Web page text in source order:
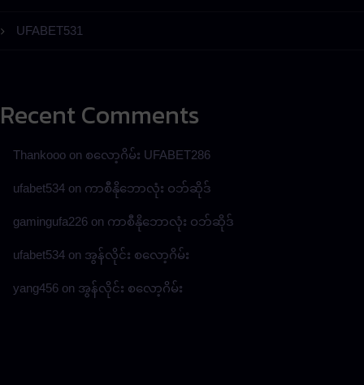
UFABET531
Recent Comments
Thankooo on စလော့ဂိမ်း UFABET286
ufabet534 on ကာစီနိုဘောလုံး ဝဘ်ဆိုဒ်
gamingufa226 on ကာစီနိုဘောလုံး ဝဘ်ဆိုဒ်
ufabet534 on အွန်လိုင်း စလော့ဂိမ်း
yang456 on အွန်လိုင်း စလော့ဂိမ်း